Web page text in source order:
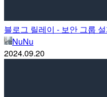
블로그 릴레이 - 보안 그룹
NuNu
2024.09.20